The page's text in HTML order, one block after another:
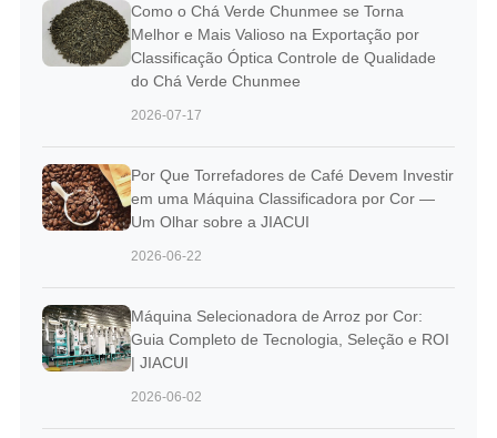
Como o Chá Verde Chunmee se Torna
Melhor e Mais Valioso na Exportação por
Classificação Óptica Controle de Qualidade
do Chá Verde Chunmee
2026-07-17
Por Que Torrefadores de Café Devem Investir
em uma Máquina Classificadora por Cor —
Um Olhar sobre a JIACUI
2026-06-22
Máquina Selecionadora de Arroz por Cor:
Guia Completo de Tecnologia, Seleção e ROI
| JIACUI
2026-06-02